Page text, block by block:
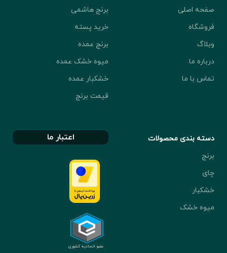
صفحه اصلی
فروشگاه
وبلاگ
درباره ما
تماس با ما
برنج هاشمی
خرید پسته
برنج عمده
میوه خشک عمده
خشکبار عمده
قیمت برنج
دسته بندی محصولات
برنج
چای
خشکبار
میوه خشک
اعتبار ما
عضو اتحادیه کشوری